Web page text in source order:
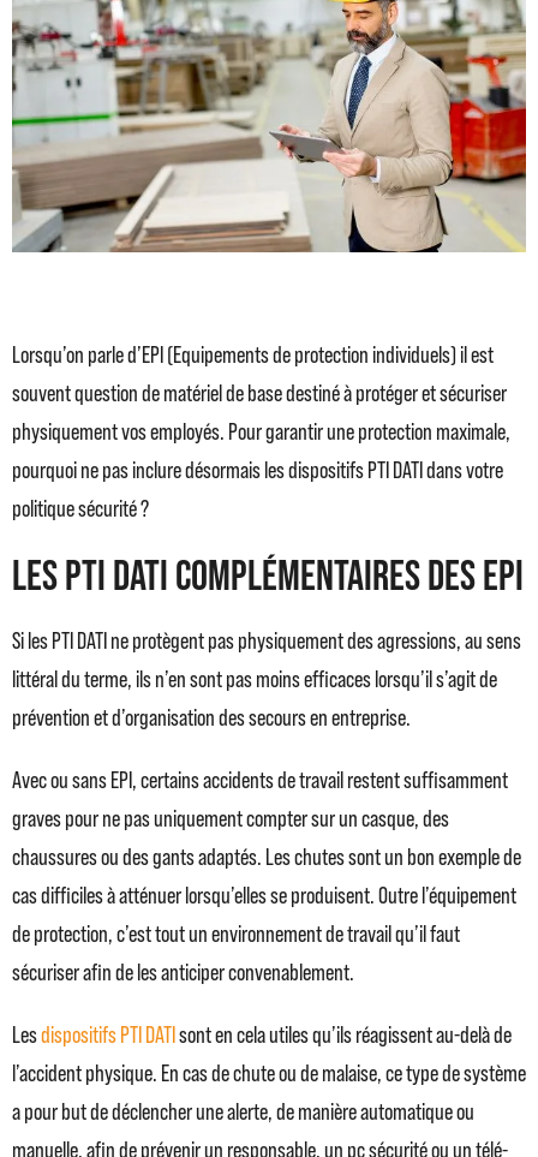
Lorsqu’on parle d’EPI (Equipements de protection individuels) il est
souvent question de matériel de base destiné à protéger et sécuriser
physiquement vos employés. Pour garantir une protection maximale,
pourquoi ne pas inclure désormais les dispositifs PTI DATI dans votre
politique sécurité ?
Les PTI DATI complémentaires des EPI
Si les PTI DATI ne protègent pas physiquement des agressions, au sens
littéral du terme, ils n’en sont pas moins efficaces lorsqu’il s’agit de
prévention et d’organisation des secours en entreprise.
Avec ou sans EPI, certains accidents de travail restent suffisamment
graves pour ne pas uniquement compter sur un casque, des
chaussures ou des gants adaptés. Les chutes sont un bon exemple de
cas difficiles à atténuer lorsqu’elles se produisent. Outre l’équipement
de protection, c’est tout un environnement de travail qu’il faut
sécuriser afin de les anticiper convenablement.
Lesdispositifs PTI DATI sont en cela utiles qu’ils réagissent au-delà de
l’accident physique. En cas de chute ou de malaise, ce type de système
a pour but de déclencher une alerte, de manière automatique ou
manuelle, afin de prévenir un responsable, un pc sécurité ou un télé-